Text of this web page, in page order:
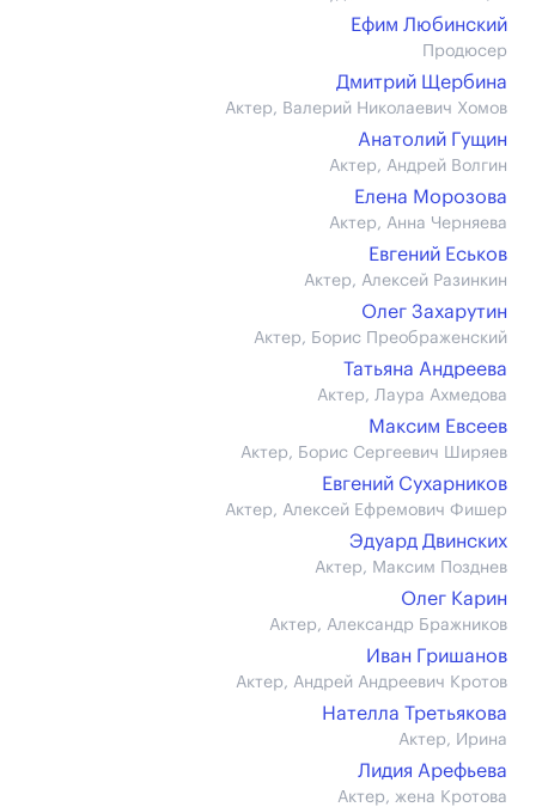
Ефим Любинский
Продюсер
Дмитрий Щербина
Актер, Валерий Николаевич Хомов
Анатолий Гущин
Актер, Андрей Волгин
Елена Морозова
Актер, Анна Черняева
Евгений Еськов
Актер, Алексей Разинкин
Олег Захарутин
Актер, Борис Преображенский
Татьяна Андреева
Актер, Лаура Ахмедова
Максим Евсеев
Актер, Борис Сергеевич Ширяев
Евгений Сухарников
Актер, Алексей Ефремович Фишер
Эдуард Двинских
Актер, Максим Позднев
Олег Карин
Актер, Александр Бражников
Иван Гришанов
Актер, Андрей Андреевич Кротов
Нателла Третьякова
Актер, Ирина
Лидия Арефьева
Актер, жена Кротова